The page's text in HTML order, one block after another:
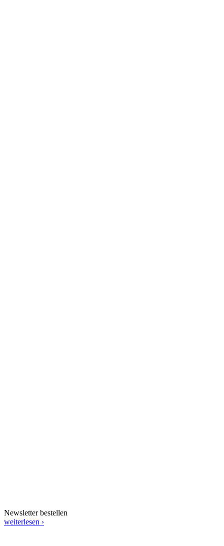
Newsletter bestellen
weiterlesen ›